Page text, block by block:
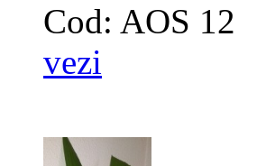
Cod: AOS 12
vezi